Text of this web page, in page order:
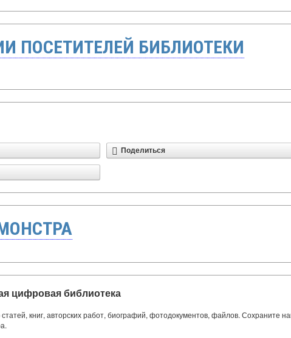
ПОСЕТИТЕЛЕЙ БИБЛИОТЕКИ
Поделиться
цифровая библиотека
книг, авторских работ, биографий, фотодокументов, файлов. Сохраните